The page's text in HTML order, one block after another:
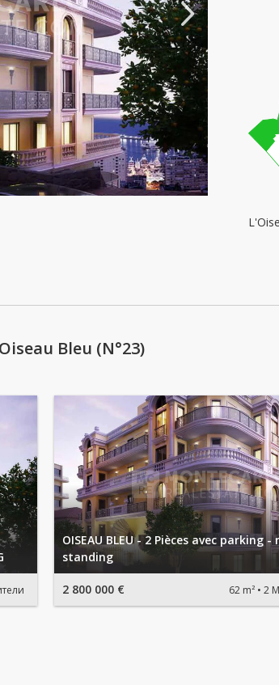
Bleu (N°23)
OISEAU BLEU - 2 Pièces avec parking -
standing
2 800 000 € 62 m² 2